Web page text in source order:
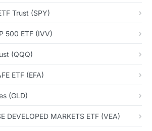
Trust (SPY)
500 ETF (IVV)
(QQQ)
ETF (EFA)
(GLD)
DEVELOPED MARKETS ETF (VEA)